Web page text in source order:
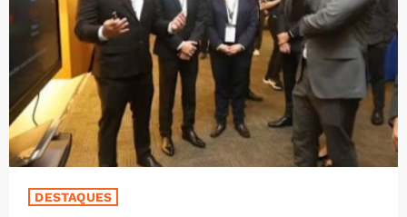
VIDEOS
EVENTOS
CONTACTOS
PORTUGUÊS keyboard_arrow_down
TÉTUM
DESTAQUES